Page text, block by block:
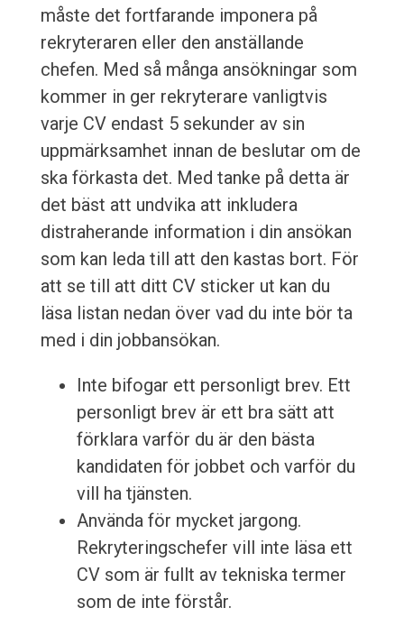
måste det fortfarande imponera på
rekryteraren eller den anställande
chefen. Med så många ansökningar som
kommer in ger rekryterare vanligtvis
varje CV endast 5 sekunder av sin
uppmärksamhet innan de beslutar om de
ska förkasta det. Med tanke på detta är
det bäst att undvika att inkludera
distraherande information i din ansökan
som kan leda till att den kastas bort. För
att se till att ditt CV sticker ut kan du
läsa listan nedan över vad du inte bör ta
med i din jobbansökan.
Inte bifogar ett personligt brev. Ett
personligt brev är ett bra sätt att
förklara varför du är den bästa
kandidaten för jobbet och varför du
vill ha tjänsten.
Använda för mycket jargong.
Rekryteringschefer vill inte läsa ett
CV som är fullt av tekniska termer
som de inte förstår.